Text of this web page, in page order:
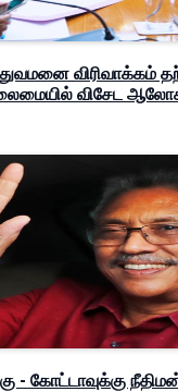
விரிவாக்கம்
விசேட
- கோட்டாவுக்கு